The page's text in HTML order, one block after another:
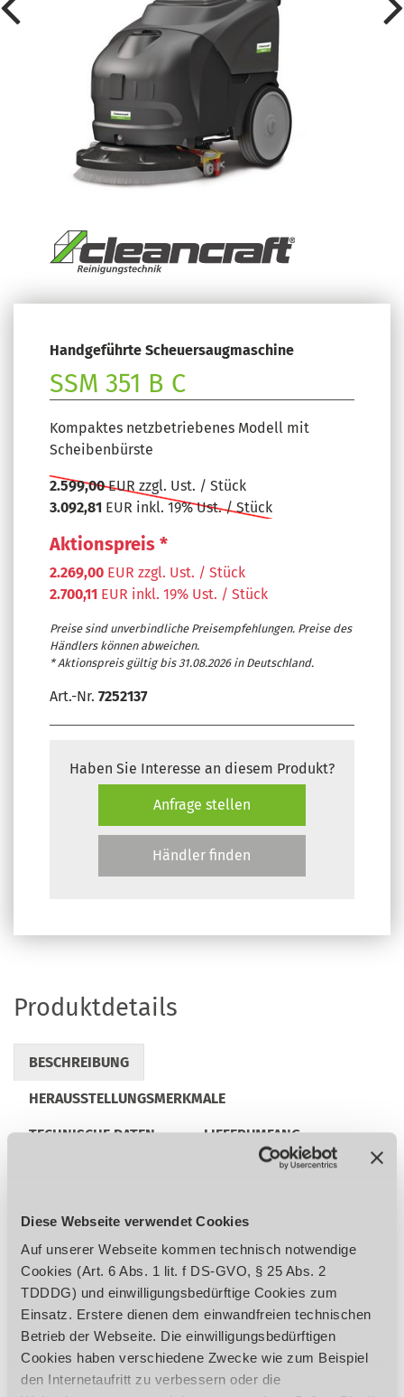
Diese Webseite verwendet Cookies
Auf unserer Webseite kommen technisch notwendige
Cookies (Art. 6 Abs. 1 lit. f DS-GVO, § 25 Abs. 2
TDDDG) und einwilligungsbedürftige Cookies zum
Einsatz. Erstere dienen dem einwandfreien technischen
Betrieb der Webseite. Die einwilligungsbedürftigen
Cookies haben verschiedene Zwecke wie zum Beispiel
den Internetaufritt zu verbessern oder die
Handgeführte Scheuersaugmaschine
SSM 351 B C
Kompaktes netzbetriebenes Modell mit
Scheibenbürste
2.599,00EUR zzgl. Ust. / Stück
3.092,81 EUR inkl. 19% Ust. / Stück
Aktionspreis *
2.269,00 EUR zzgl. Ust. / Stück
2.700,11 EUR inkl. 19% Ust. / Stück
Preise sind unverbindliche Preisempfehlungen. Preise des
Händlers können abweichen.
* Aktionspreis gültig bis 31.08.2026 in Deutschland.
Art.-Nr. 7252137
Haben Sie Interesse an diesem Produkt?
Anfrage stellen
Händler finden
Produktdetails
BESCHREIBUNG
HERAUSSTELLUNGSMERKMALE
TECHNISCHE DATEN LIEFERUMFANG
Ideal für die Reinigung von Hartböden
Optimal geeignet für die professionelle
Reinigung auf engstem Raum, in engen
Räumen z.B. sanitären Einrichtungen sowie
Büros und Schulen